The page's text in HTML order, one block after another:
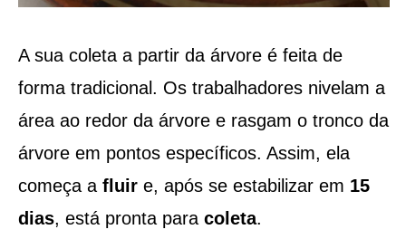
A sua coleta a partir da árvore é feita de
forma tradicional. Os trabalhadores nivelam a
área ao redor da árvore e rasgam o tronco da
árvore em pontos específicos. Assim, ela
começa a fluire, após se estabilizar em 15
dias, está pronta para coleta.